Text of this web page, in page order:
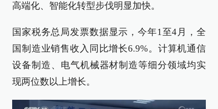
高端化、智能化转型步伐明显加快。
国家税务总局发票数据显示，今年1至4月，全
国制造业销售收入同比增长6.9%。计算机通信
设备制造、电气机械器材制造等细分领域均实
现两位数以上增长。